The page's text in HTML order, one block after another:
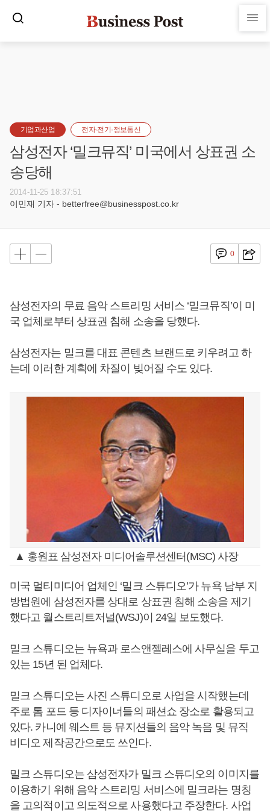
기업과산업 전자·전기·정보통신
삼성전자 ‘밀크뮤직’ 미국에서 상표권 소
송당해
2014-11-25 18:37:51
이민재 기자 - betterfree@businesspost.co.kr
0
삼성전자의 무료 음악 스트리밍 서비스 ‘밀크뮤직’이 미
국 업체로부터 상표권 침해 소송을 당했다.
삼성전자는 밀크를 대표 콘텐츠 브랜드로 키우려고 하
는데 이러한 계획에 차질이 빚어질 수도 있다.
▲ 홍원표 삼성전자 미디어솔루션센터(MSC) 사장
미국 멀티미디어 업체인 ‘밀크 스튜디오’가 뉴욕 남부 지
방법원에 삼성전자를 상대로 상표권 침해 소송을 제기
했다고 월스트리트저널(WSJ)이 24일 보도했다.
밀크 스튜디오는 뉴욕과 로스앤젤레스에 사무실을 두고
있는 15년 된 업체다.
밀크 스튜디오는 사진 스튜디오로 사업을 시작했는데
주로 톰 포드 등 디자이너들의 패션쇼 장소로 활용되고
있다. 카니예 웨스트 등 뮤지션들의 음악 녹음 및 뮤직
비디오 제작공간으로도 쓰인다.
밀크 스튜디오는 삼성전자가 밀크 스튜디오의 이미지를
이용하기 위해 음악 스트리밍 서비스에 밀크라는 명칭
을 고의적이고 의도적으로 사용했다고 주장한다. 사업